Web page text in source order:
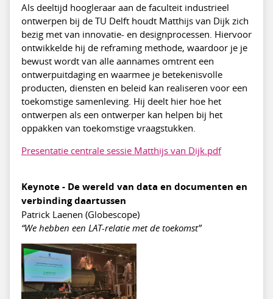
Als deeltijd hoogleraar aan de faculteit industrieel
ontwerpen bij de TU Delft houdt Matthijs van Dijk zich
bezig met van innovatie- en designprocessen. Hiervoor
ontwikkelde hij de reframing methode, waardoor je je
bewust wordt van alle aannames omtrent een
ontwerpuitdaging en waarmee je betekenisvolle
producten, diensten en beleid kan realiseren voor een
toekomstige samenleving. Hij deelt hier hoe het
ontwerpen als een ontwerper kan helpen bij het
oppakken van toekomstige vraagstukken.
Presentatie centrale sessie Matthijs van Dijk.pdf
Keynote - De wereld van data en documenten en
verbinding daartussen
Patrick Laenen (Globescope)
“We hebben een LAT-relatie met de toekomst”